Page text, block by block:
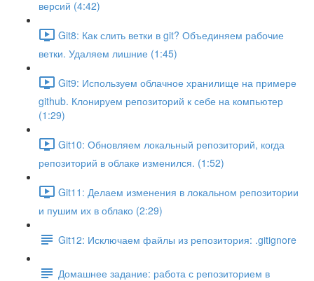
версий (4:42)
Git8: Как слить ветки в git? Объединяем рабочие
ветки. Удаляем лишние (1:45)
Git9: Используем облачное хранилище на примере
github. Клонируем репозиторий к себе на компьютер
(1:29)
Git10: Обновляем локальный репозиторий, когда
репозиторий в облаке изменился. (1:52)
Git11: Делаем изменения в локальном репозитории
и пушим их в облако (2:29)
Git12: Исключаем файлы из репозитория: .gitignore
Домашнее задание: работа с репозиторием в